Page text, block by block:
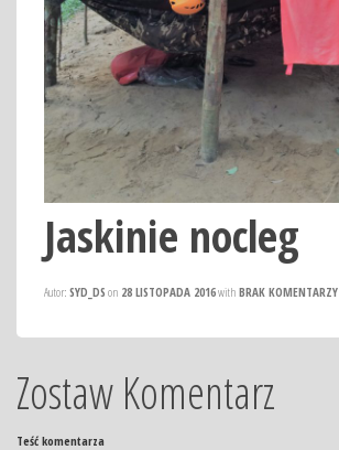
Jaskinie nocleg
Autor: SYD_DS on 28 LISTOPADA 2016with BRAK KOMENTARZY
Zostaw Komentarz
Teść komentarza